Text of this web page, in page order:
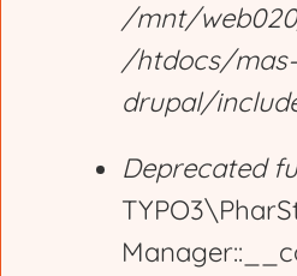
/mnt/
/htdocs/mas-
drupal/
Deprecated